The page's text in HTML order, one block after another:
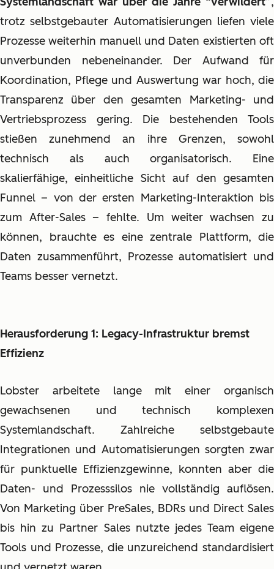
trotz selbstgebauter Automatisierungen liefen viele
Prozesse weiterhin manuell und Daten existierten oft
unverbunden nebeneinander. Der Aufwand für
Koordination, Pflege und Auswertung war hoch, die
Transparenz über den gesamten Marketing- und
Vertriebsprozess gering. Die bestehenden Tools
stießen zunehmend an ihre Grenzen, sowohl
technisch als auch organisatorisch. Eine
skalierfähige, einheitliche Sicht auf den gesamten
Funnel – von der ersten Marketing-Interaktion bis
zum After-Sales – fehlte. Um weiter wachsen zu
können, brauchte es eine zentrale Plattform, die
Daten zusammenführt, Prozesse automatisiert und
Teams besser vernetzt.
Herausforderung 1: Legacy-Infrastruktur bremst
Effizienz
Lobster arbeitete lange mit einer organisch
gewachsenen und technisch komplexen
Systemlandschaft. Zahlreiche selbstgebaute
Integrationen und Automatisierungen sorgten zwar
für punktuelle Effizienzgewinne, konnten aber die
Daten- und Prozesssilos nie vollständig auflösen.
Von Marketing über PreSales, BDRs und Direct Sales
bis hin zu Partner Sales nutzte jedes Team eigene
Tools und Prozesse, die unzureichend standardisiert